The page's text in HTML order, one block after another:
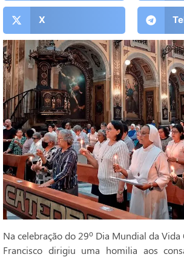
X
Na celebração do 29º Dia Mundial da Vida
Francisco dirigiu uma homilia aos